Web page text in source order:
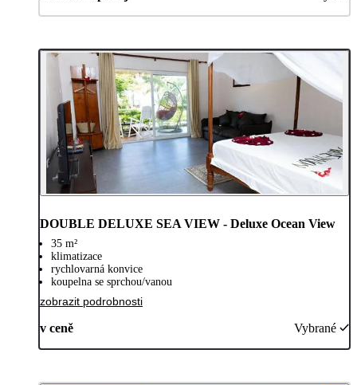
DOUBLE DELUXE SEA VIEW - Deluxe Ocean View
35 m²
klimatizace
rychlovarná konvice
koupelna se sprchou/vanou
zobrazit podrobnosti
v ceně Vybrané